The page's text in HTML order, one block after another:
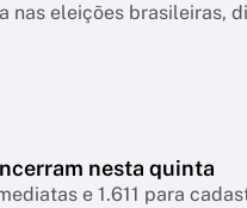
nas eleições brasileiras,
nesta quinta
e 1.611 para